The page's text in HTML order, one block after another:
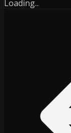
Loading...